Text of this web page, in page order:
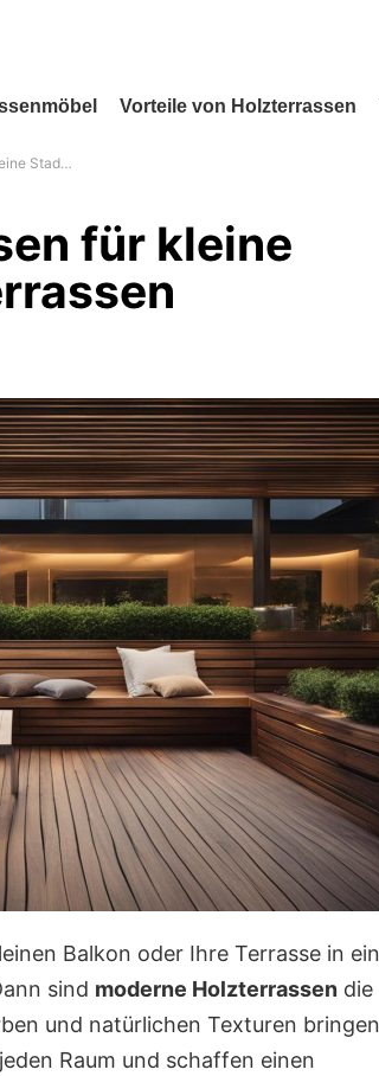
Vorteile von Holzterrassen
Terrassen
für kleine
Balkon oder Ihre Terrasse in
sind moderne Holzterrassen die
und natürlichen Texturen bringen
Raum und schaffen einen